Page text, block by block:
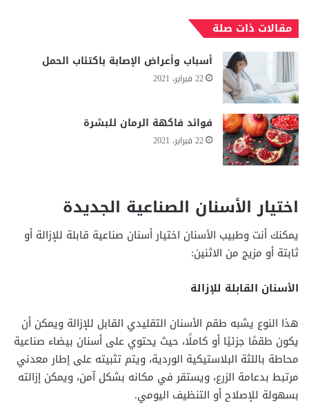
مقالات ذات صلة
أسباب وأعراض الإصابة باكتئاب الحمل
22 فبراير، 2021
فوائد فاكهة الرمان للبشرة
22 فبراير، 2021
اختيار الأسنان الصناعية الجديدة
يمكنك أنت وطبيب الأسنان اختيار أسنان صناعية قابلة للإزالة أو
ثابتة أو مزيج من الاثنين:
الأسنان القابلة للإزالة
هذا النوع يشبه طقم الأسنان التقليدي القابل للإزالة ويمكن أن
يكون طقمًا جزئيًا أو كاملًا، حيث يحتوي على أسنان بيضاء صناعية
محاطة باللثة البلاستيكية الوردية، ويتم تثبيته على إطار معدني
مرتبط بدعامة الزرع، ويستقر في مكانه بشكل آمن، ويمكن إزالته
بسهولة للإصلاح أو التنظيف اليومي.